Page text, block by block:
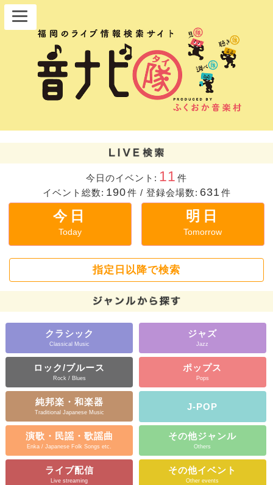
今日のイベント: 11 件
イベント総数: 190件 / 登録会場数: 631 件
今日
Today
明日
Tomorrow
指定日以降で検索
クラシック
Classical Music
ジャズ
Jazz
ロック/ブルース
Rock / Blues
ポップス
Pops
純邦楽・和楽器
Traditional Japanese Music
J-POP
演歌・民謡・歌謡曲
Enka / Japanese Folk Songs etc.
その他ジャンル
Others
ライブ配信
Live streaming
その他イベント
Other events